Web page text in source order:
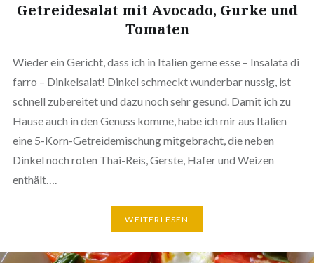
Getreidesalat mit Avocado, Gurke und
Tomaten
Wieder ein Gericht, dass ich in Italien gerne esse – Insalata di
farro – Dinkelsalat! Dinkel schmeckt wunderbar nussig, ist
schnell zubereitet und dazu noch sehr gesund. Damit ich zu
Hause auch in den Genuss komme, habe ich mir aus Italien
eine 5-Korn-Getreidemischung mitgebracht, die neben
Dinkel noch roten Thai-Reis, Gerste, Hafer und Weizen
enthält….
WEITERLESEN